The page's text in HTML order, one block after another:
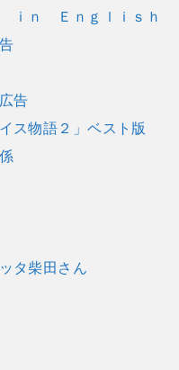
ｉｎ Ｅｎｇｌｉｓｈ
告
ス物語２」ベスト版
タ柴田さん